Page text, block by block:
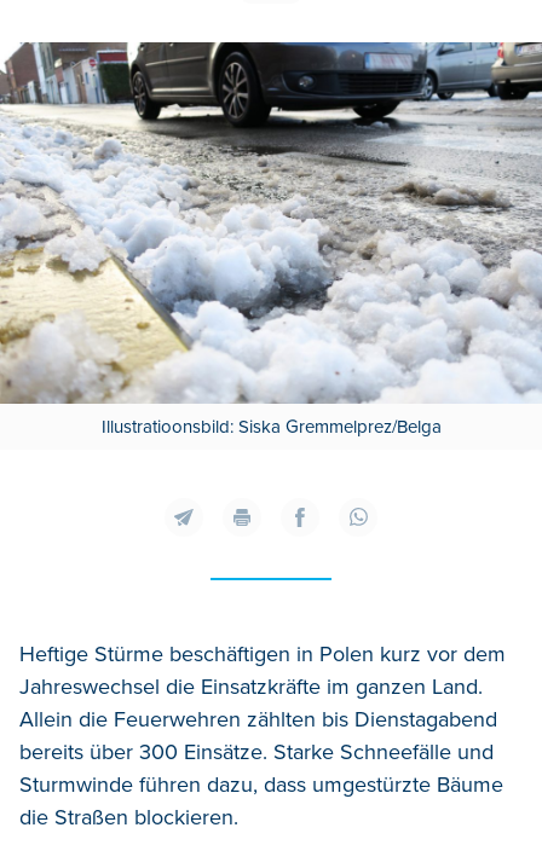
Illustratioonsbild: Siska Gremmelprez/Belga
Heftige Stürme beschäftigen in Polen kurz vor dem
Jahreswechsel die Einsatzkräfte im ganzen Land.
Allein die Feuerwehren zählten bis Dienstagabend
bereits über 300 Einsätze. Starke Schneefälle und
Sturmwinde führen dazu, dass umgestürzte Bäume
die Straßen blockieren.